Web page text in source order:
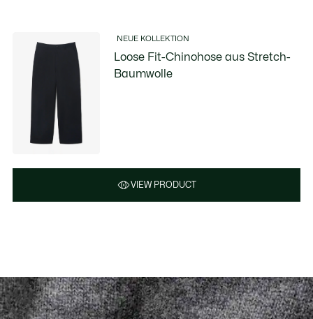
NEUE KOLLEKTION
Loose Fit-Chinohose aus Stretch-
Baumwolle
VIEW PRODUCT